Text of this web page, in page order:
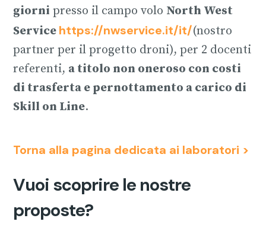
giorni presso il campo volo North West
Service https://nwservice.it/it/(nostro
partner per il progetto droni), per 2 docenti
referenti, a titolo non oneroso con costi
di trasferta e pernottamento a carico di
Skill on Line.
Torna alla pagina dedicata ai laboratori >
Vuoi scoprire le nostre
proposte?